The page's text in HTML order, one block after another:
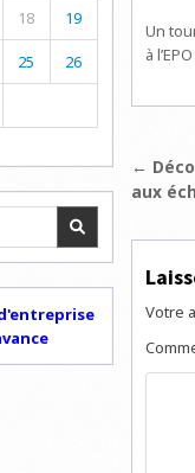
Un
à
de
←
aux
Votre
18 19
25 26